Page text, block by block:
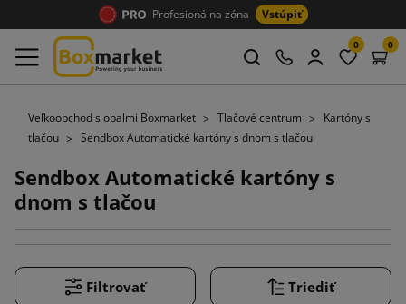
Profesionálna zóna Vstúpiť
0 0
Veľkoobchod s obalmi Boxmarket Tlačové centrum
Kartóny s
tlačou
Sendbox Automatické kartóny s dnom s tlačou
Sendbox Automatické kartóny s
dnom s tlačou
Filtrovať Triediť